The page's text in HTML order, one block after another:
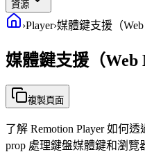
資源
›Player›媒體鍵支援（Web
媒體鍵支援（Web
複製頁面
了解 Remotion Player 如何透
prop 處理鍵盤媒體鍵和瀏覽